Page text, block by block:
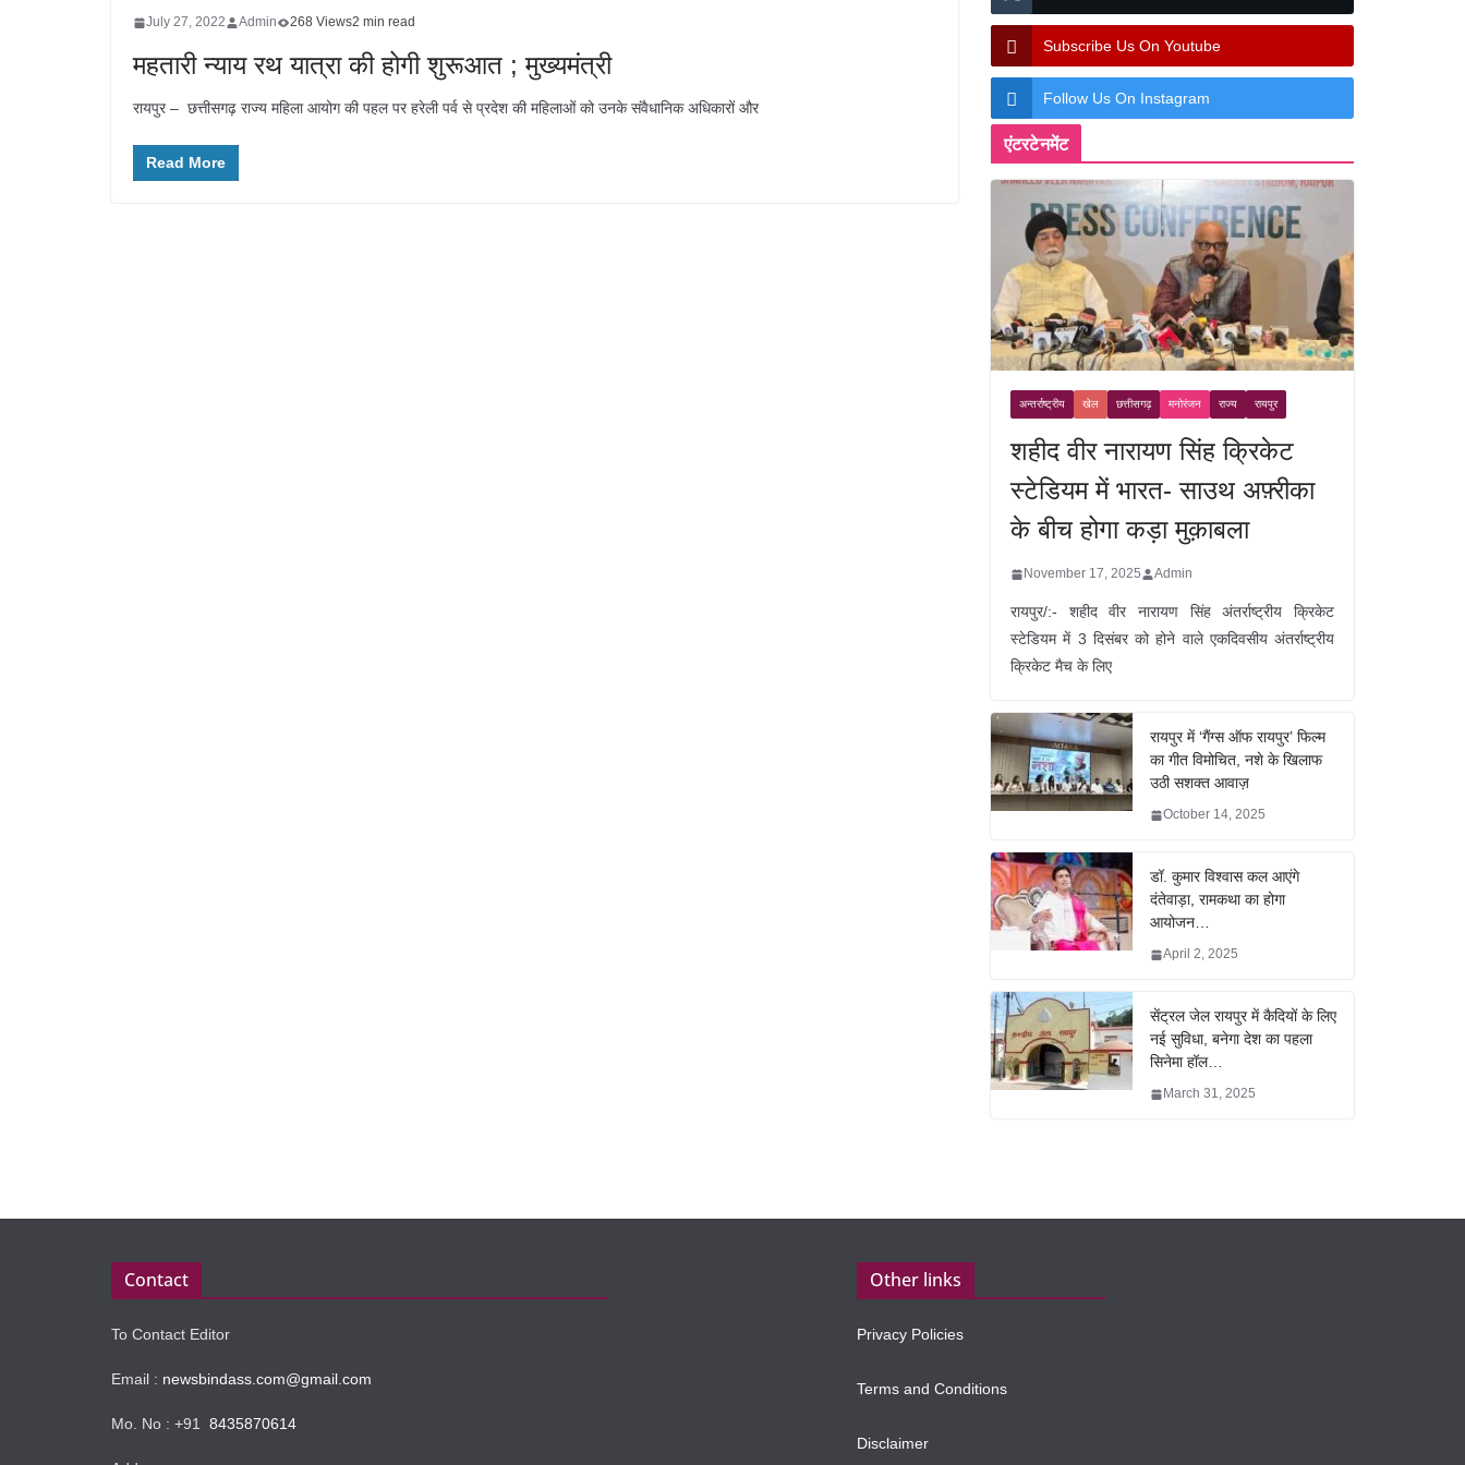
July 27, 2022 Admin 268 Views2 min read
महतारी न्याय रथ यात्रा की होगी शुरूआत ; मुख्यमंत्री
रायपुर – छत्तीसगढ़ राज्य महिला आयोग की पहल पर हरेली पर्व से प्रदेश की महिलाओं को उनके संवैधानिक अधिकारों और
Read More
Subscribe Us On Youtube
Follow Us On Instagram
एंटरटेनमेंट
अन्तर्राष्ट्रीय खेल छत्तीसगढ़ मनोरंजन राज्य रायपुर
शहीद वीर नारायण सिंह क्रिकेट
स्टेडियम में भारत- साउथ अफ़्रीका
के बीच होगा कड़ा मुक़ाबला
November 17, 2025 Admin
रायपुर/:- शहीद वीर नारायण सिंह अंतर्राष्ट्रीय क्रिकेट
स्टेडियम में 3 दिसंबर को होने वाले एकदिवसीय अंतर्राष्ट्रीय
क्रिकेट मैच के लिए
रायपुर में ‘गैंग्स ऑफ रायपुर’ फिल्म
का गीत विमोचित, नशे के खिलाफ
उठी सशक्त आवाज़
October 14, 2025
डॉ. कुमार विश्वास कल आएंगे
दंतेवाड़ा, रामकथा का होगा
आयोजन…
April 2, 2025
सेंट्रल जेल रायपुर में कैदियों के लिए
नई सुविधा, बनेगा देश का पहला
सिनेमा हॉल…
March 31, 2025
Contact
To Contact Editor
Email : newsbindass.com@gmail.com
Mo. No : +91 8435870614
Other links
Privacy Policies
Terms and Conditions
Disclaimer